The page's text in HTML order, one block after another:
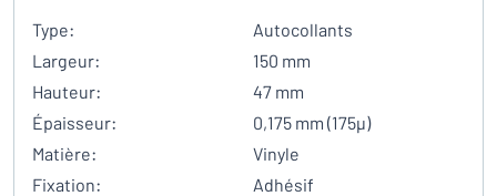
Type:
Autocollants
Largeur:
150 mm
Hauteur:
47 mm
Épaisseur:
0,175 mm (175µ)
Matière:
Vinyle
Fixation:
Adhésif